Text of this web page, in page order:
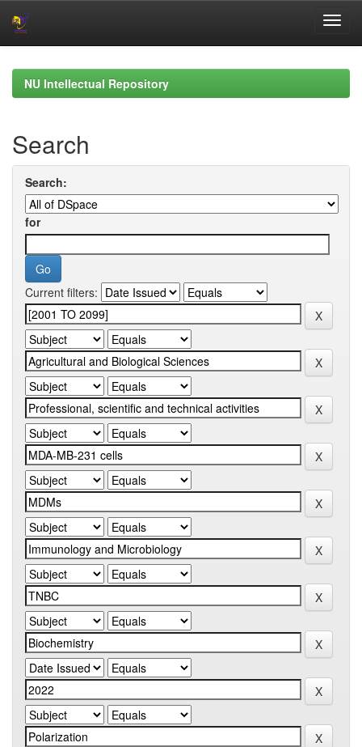
navigationNU Intellectual Repository
Search
Search:
for
Current filters: